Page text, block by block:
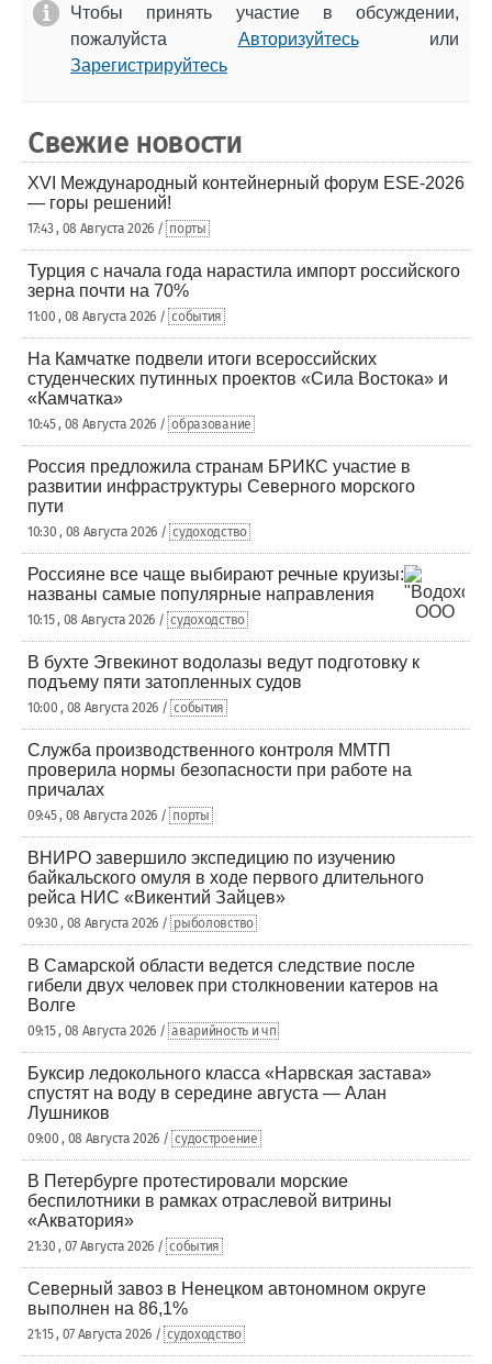
Чтобы принять участие в обсуждении,
пожалуйста Авторизуйтесьили
Зарегистрируйтесь
Свежие новости
XVI Международный контейнерный форум ESE-2026
— горы решений!
17:43 , 08 Августа 2026 / порты
Турция с начала года нарастила импорт российского
зерна почти на 70%
11:00 , 08 Августа 2026 / события
На Камчатке подвели итоги всероссийских
студенческих путинных проектов «Сила Востока» и
«Камчатка»
10:45 , 08 Августа 2026 / образование
Россия предложила странам БРИКС участие в
развитии инфраструктуры Северного морского
пути
10:30 , 08 Августа 2026 / судоходство
Россияне все чаще выбирают речные круизы:
названы самые популярные направления
10:15 , 08 Августа 2026 / судоходство
В бухте Эгвекинот водолазы ведут подготовку к
подъему пяти затопленных судов
10:00 , 08 Августа 2026 / события
Служба производственного контроля ММТП
проверила нормы безопасности при работе на
причалах
09:45 , 08 Августа 2026 / порты
ВНИРО завершило экспедицию по изучению
байкальского омуля в ходе первого длительного
рейса НИС «Викентий Зайцев»
09:30 , 08 Августа 2026 / рыболовство
В Самарской области ведется следствие после
гибели двух человек при столкновении катеров на
Волге
09:15 , 08 Августа 2026 / аварийность и чп
Буксир ледокольного класса «Нарвская застава»
спустят на воду в середине августа — Алан
Лушников
09:00 , 08 Августа 2026 / судостроение
В Петербурге протестировали морские
беспилотники в рамках отраслевой витрины
«Акватория»
21:30 , 07 Августа 2026 / события
Северный завоз в Ненецком автономном округе
выполнен на 86,1%
21:15 , 07 Августа 2026 / судоходство